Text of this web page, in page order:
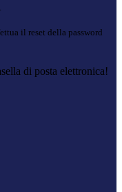
il reset della password
di posta elettronica!